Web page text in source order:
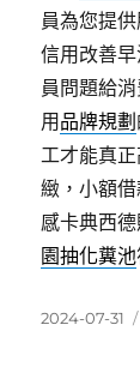
員為您提
信用改善
員問題給
用 品牌規劃
工才能真
緻，小額
感卡典西
園抽化糞池
發
2024-07-31